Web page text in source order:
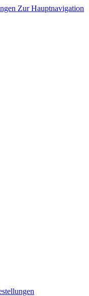
Zur Hauptnavigation